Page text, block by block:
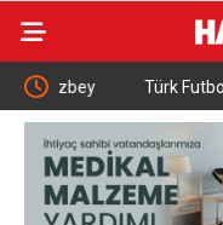
Türk Futbolunda Yeni
Lig 1. Hafta